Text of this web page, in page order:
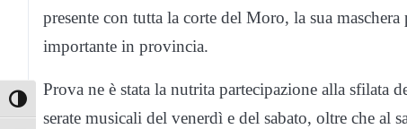
Toggle High Contrast
presente con tutta la corte del Moro, la sua
importante in provincia.
Prova ne è stata la nutrita partecipazione alla sfilata
serate musicali del venerdì e del sabato, oltre che al